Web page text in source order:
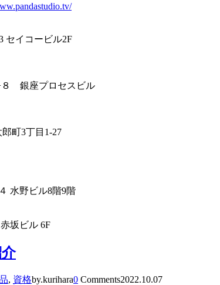
セイコービル2F
８ 銀座プロセスビル
町3丁目1-27
水野ビル8階9階
坂ビル 6F
, 資格by.kurihara0 Comments2022.10.07